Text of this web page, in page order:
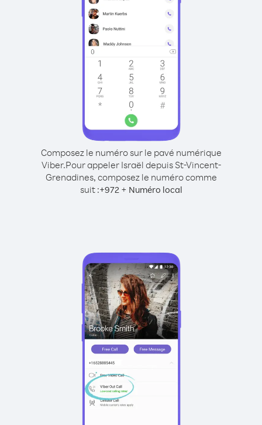
Composez le numéro sur le pavé numérique
Viber.Pour appeler Israël depuis St-Vincent-
Grenadines, composez le numéro comme
suit :+972+ Numéro local